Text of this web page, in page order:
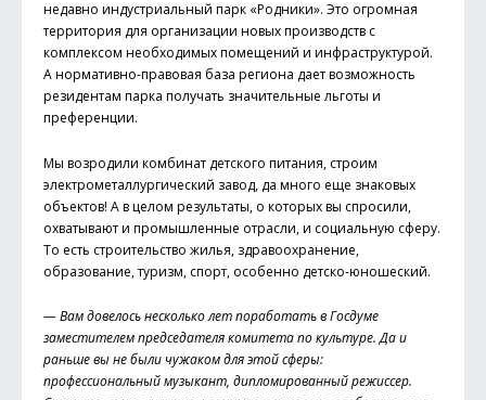
недавно индустриальный парк «Родники». Это огромная
территория для организации новых производств с
комплексом необходимых помещений и инфраструктурой.
А нормативно-правовая база региона дает возможность
резидентам парка получать значительные льготы и
преференции.
Мы возродили комбинат детского питания, строим
электрометаллургический завод, да много еще знаковых
объектов! А в целом результаты, о которых вы спросили,
охватывают и промышленные отрасли, и социальную сферу.
То есть строительство жилья, здравоохранение,
образование, туризм, спорт, особенно детско-юношеский.
— Вам довелось несколько лет поработать в Госдуме
заместителем председателя комитета по культуре. Да и
раньше вы не были чужаком для этой сферы:
профессиональный музыкант, дипломированный режиссер.